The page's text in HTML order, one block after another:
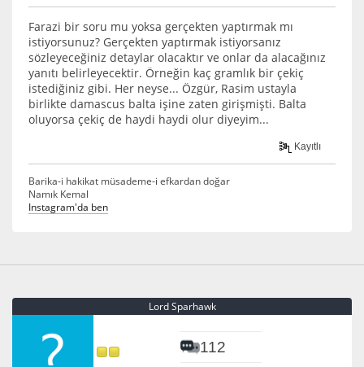
Farazi bir soru mu yoksa gerçekten yaptırmak mı
istiyorsunuz? Gerçekten yaptırmak istiyorsanız
sözleyeceğiniz detaylar olacaktır ve onlar da alacağınız
yanıtı belirleyecektir. Örneğin kaç gramlık bir çekiç
istediğiniz gibi. Her neyse... Özgür, Rasim ustayla
birlikte damascus balta işine zaten girişmişti. Balta
oluyorsa çekiç de haydi haydi olur diyeyim...
Kayıtlı
Barika-i hakikat müsademe-i efkardan doğar
Namık Kemal
Instagram'da ben
Lord Sparhawk
112